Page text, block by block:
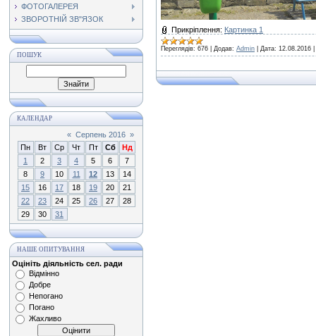
ФОТОГАЛЕРЕЯ
ЗВОРОТНІЙ ЗВ"ЯЗОК
ПОШУК
КАЛЕНДАР
« Серпень 2016 »
Пн
Вт Ср Чт Пт Сб
Нд
1
2 3 4 5 6
7
8
9 10 11 12 13
14
15
16 17 18 19 20
21
22
23 24 25 26 27
28
29
30 31
НАШЕ ОПИТУВАННЯ
Оцініть діяльність сел. ради
Відмінно
Добре
Непогано
Погано
Жахливо
Прикріплення: Картинка 1
Переглядів: 676 Додав: Admin Дата: 12.08.2016